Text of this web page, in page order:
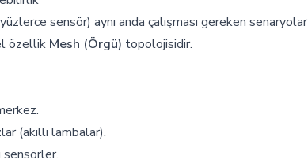
sensör) aynı anda çalışması gereken senaryolar
özellik Mesh (Örgü) topolojisidir.
(akıllı lambalar).
sensörler.